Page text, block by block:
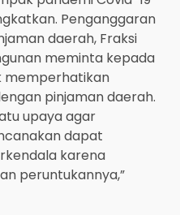
Penganggaran
daerah, Fraksi
meminta kepada
memperhatikan
pinjaman daerah.
upaya agar
dapat
karena
peruntukannya,”